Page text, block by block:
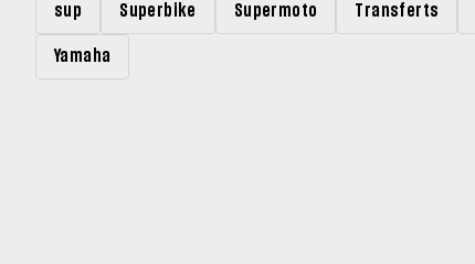
sup Superbike Supermoto Transferts
Yamaha